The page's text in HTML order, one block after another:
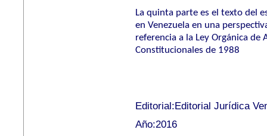
La quinta parte es el texto del
en Venezuela en una
referencia a la Ley Orgánica de
Constitucionales de 1988
Editorial:Editorial Jurídica
Año:2016